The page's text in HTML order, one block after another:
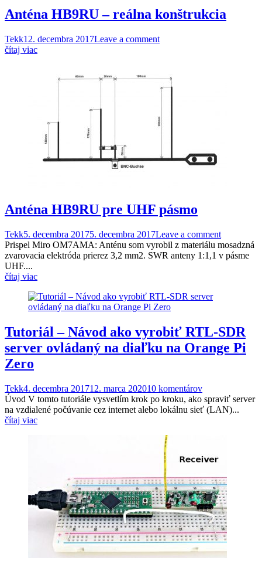
Anténa HB9RU – reálna konštrukcia
Tekk12. decembra 2017Leave a comment
čítaj viac
Anténa HB9RU pre UHF pásmo
Tekk5. decembra 20175. decembra 2017Leave a comment
Prispel Miro OM7AMA: Anténu som vyrobil z materiálu mosadzná
zvarovacia elektróda prierez 3,2 mm2. SWR anteny 1:1,1 v pásme
UHF....
čítaj viac
Tutoriál – Návod ako vyrobiť RTL-SDR
server ovládaný na diaľku na Orange Pi
Zero
Tekk4. decembra 201712. marca 202010 komentárov
Úvod V tomto tutoriále vysvetlím krok po kroku, ako spraviť server
na vzdialené počúvanie cez internet alebo lokálnu sieť (LAN)...
čítaj viac